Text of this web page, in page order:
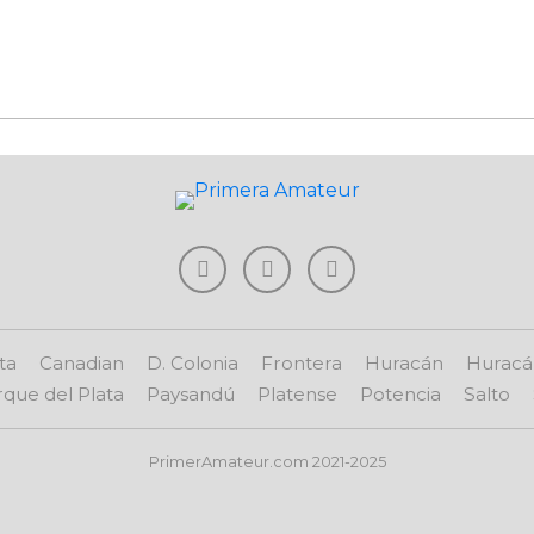
Canadian D. Colonia Frontera Huracán
del Plata
Paysandú Platense Potencia Salto
PrimerAmateur.com 2021-2025